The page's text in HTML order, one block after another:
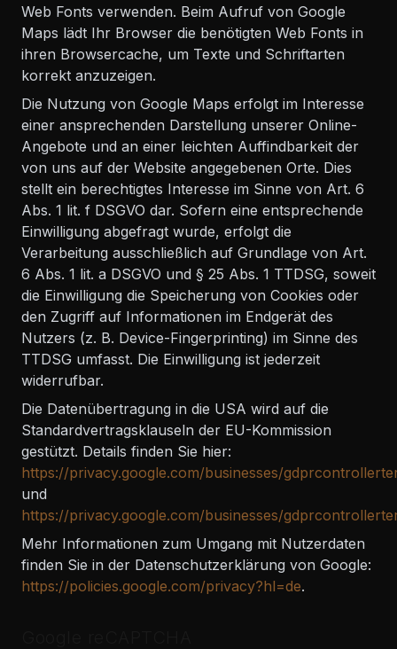
Web Fonts verwenden. Beim Aufruf von Google
Maps lädt Ihr Browser die benötigten Web Fonts in
ihren Browsercache, um Texte und Schriftarten
korrekt anzuzeigen.
Die Nutzung von Google Maps erfolgt im Interesse
einer ansprechenden Darstellung unserer Online-
Angebote und an einer leichten Auffindbarkeit der
von uns auf der Website angegebenen Orte. Dies
stellt ein berechtigtes Interesse im Sinne von Art. 6
Abs. 1 lit. f DSGVO dar. Sofern eine entsprechende
Einwilligung abgefragt wurde, erfolgt die
Verarbeitung ausschließlich auf Grundlage von Art.
6 Abs. 1 lit. a DSGVO und § 25 Abs. 1 TTDSG, soweit
die Einwilligung die Speicherung von Cookies oder
den Zugriff auf Informationen im Endgerät des
Nutzers (z. B. Device-Fingerprinting) im Sinne des
TTDSG umfasst. Die Einwilligung ist jederzeit
widerrufbar.
Die Datenübertragung in die USA wird auf die
Standardvertragsklauseln der EU-Kommission
gestützt. Details finden Sie hier:
https://privacy.google.com/businesses/
und
https://privacy.google.com/businesses/
Mehr Informationen zum Umgang mit Nutzerdaten
finden Sie in der Datenschutzerklärung von Google:
https://policies.google.com/privacy?hl=de.